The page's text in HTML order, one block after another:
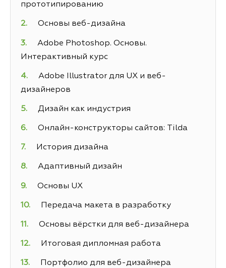
прототипированию
Основы веб-дизайна
Adobe Photoshop. Основы.
Интерактивный курс
Adobe Illustrator для UX и веб-
дизайнеров
Дизайн как индустрия
Онлайн-конструкторы сайтов: Tilda
История дизайна
Адаптивный дизайн
Основы UX
Передача макета в разработку
Основы вёрстки для веб-дизайнера
Итоговая дипломная работа
Портфолио для веб-дизайнера